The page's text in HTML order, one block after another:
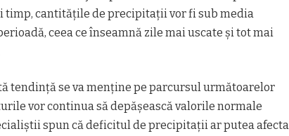
timp, cantitățile de precipitații vor fi sub media
ceea ce înseamnă zile mai uscate și tot mai
tendință se va menține pe parcursul următoarelor
vor continua să depășească valorile normale
spun că deficitul de precipitații ar putea afecta